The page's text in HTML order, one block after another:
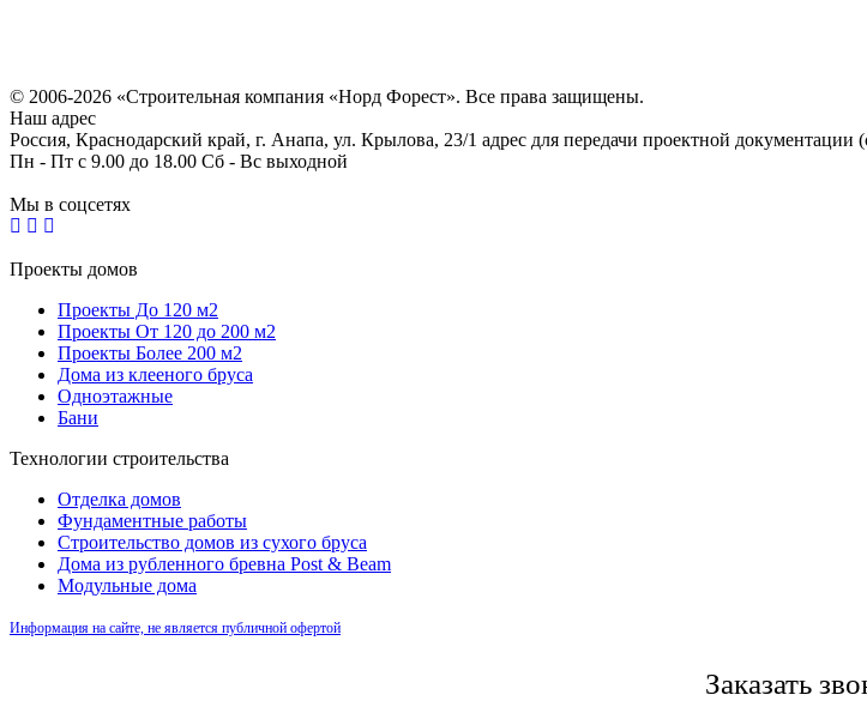
© 2006-2026 «Строительная компания «Норд Форест». Все права защищены.
Наш адрес
Россия, Краснодарский край, г. Анапа, ул. Крылова, 23/1 адрес для передачи проектной документации
Пн - Пт с 9.00 до 18.00 Сб - Вс выходной
Мы в соцсетях
Проекты домов
Проекты До 120 м2
Проекты От 120 до 200 м2
Проекты Более 200 м2
Дома из клееного бруса
Одноэтажные
Бани
Технологии строительства
Отделка домов
Фундаментные работы
Строительство домов из сухого бруса
Дома из рубленного бревна Post & Beam
Модульные дома
Информация на сайте, не является публичной офертой
Заказать